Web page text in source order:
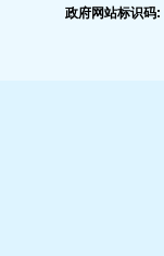
政府网站标识码: